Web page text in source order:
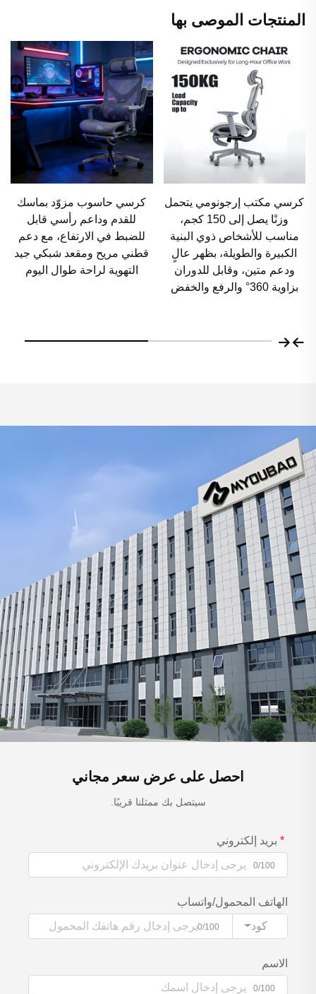
المنتجات الموصى بها
كرسي حاسوب مزوّد بماسك
للقدم وداعم رأسي قابل
للضبط في الارتفاع، مع دعم
قطني مريح ومقعد شبكي جيد
التهوية لراحة طوال اليوم
كرسي مكتب قابل للتعديل في
الارتفاع بتصميم إرجونومي
فاخر عصري عالي الظهر من
شبكة، مع مقعد مريح من شبكة
قابلة للتنفس
احصل على عرض سعر مجاني
سيتصل بك ممثلنا قريبًا.
بريد إلكتروني
0/100
الهاتف المحمول/واتساب
كود
0/100
الاسم
0/100